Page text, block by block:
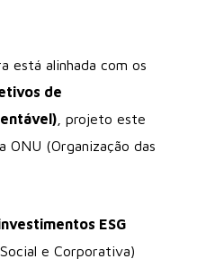
está alinhada com os
de
, projeto este
ONU (Organização das
ESG
e Corporativa)